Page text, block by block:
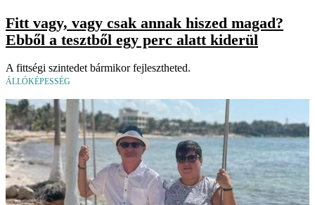
Fitt vagy, vagy csak annak hiszed magad?
Ebből a tesztből egy perc alatt kiderül
A fittségi szintedet bármikor fejlesztheted.
ÁLLÓKÉPESSÉG